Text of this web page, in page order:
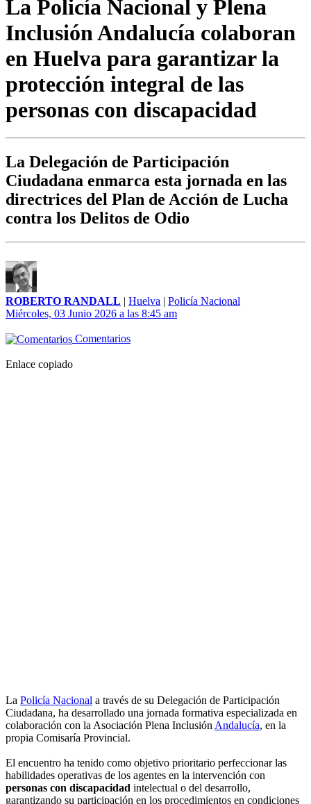
La Policía Nacional y Plena
Inclusión Andalucía colaboran
en Huelva para garantizar la
protección integral de las
personas con discapacidad
La Delegación de Participación
Ciudadana enmarca esta jornada en las
directrices del Plan de Acción de Lucha
contra los Delitos de Odio
ROBERTO RANDALL | Huelva | Policía Nacional
Miércoles, 03 Junio 2026 a las 8:45 am
Comentarios
Enlace copiado
La Policía Nacional a través de su Delegación de Participación
Ciudadana, ha desarrollado una jornada formativa especializada en
colaboración con la Asociación Plena Inclusión Andalucía, en la
propia Comisaría Provincial.
El encuentro ha tenido como objetivo prioritario perfeccionar las
habilidades operativas de los agentes en la intervención con
personas con discapacidad intelectual o del desarrollo,
garantizando su participación en los procedimientos en condiciones